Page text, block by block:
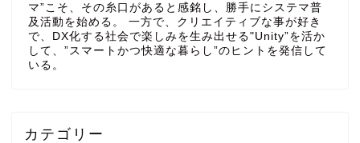
マ”こそ、その糸口があると感銘し、勝手にシステマ普
及活動を始める。 一方で、クリエイティブな事が好き
で、DX化する社会で楽しみを生み出せる"Unity”を活か
して、”スマートかつ快適な暮らし”のヒントを発信して
いる。
カテゴリー